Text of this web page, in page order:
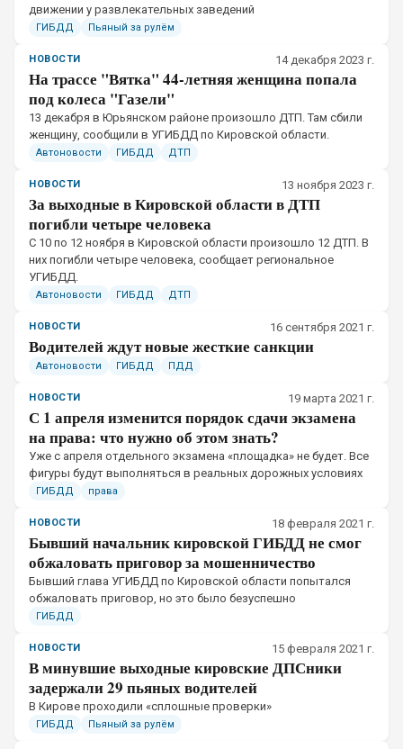
движении у развлекательных заведений
ГИБДД Пьяный за рулём
НОВОСТИ 14 декабря 2023 г.
На трассе "Вятка" 44-летняя женщина попала
под колеса "Газели"
13 декабря в Юрьянском районе произошло ДТП. Там сбили
женщину, сообщили в УГИБДД по Кировской области.
Автоновости ГИБДД ДТП
НОВОСТИ 13 ноября 2023 г.
За выходные в Кировской области в ДТП
погибли четыре человека
С 10 по 12 ноября в Кировской области произошло 12 ДТП. В
них погибли четыре человека, сообщает региональное
УГИБДД.
Автоновости ГИБДД ДТП
НОВОСТИ 16 сентября 2021 г.
Водителей ждут новые жесткие санкции
Автоновости ГИБДД ПДД
НОВОСТИ 19 марта 2021 г.
С 1 апреля изменится порядок сдачи экзамена
на права: что нужно об этом знать?
​Уже с апреля отдельного экзамена «площадка» не будет. Все
фигуры будут выполняться в реальных дорожных условиях
ГИБДД права
НОВОСТИ 18 февраля 2021 г.
Бывший начальник кировской ГИБДД не смог
обжаловать приговор за мошенничество
​Бывший глава УГИБДД по Кировской области попытался
обжаловать приговор, но это было безуспешно
ГИБДД
НОВОСТИ 15 февраля 2021 г.
В минувшие выходные кировские ДПСники
задержали 29 пьяных водителей
​В Кирове проходили «сплошные проверки»
ГИБДД Пьяный за рулём